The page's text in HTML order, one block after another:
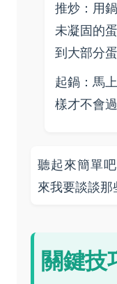
推炒：用
未凝固的
到大部分
起鍋：馬
樣才不會過
聽起來簡單
來我要談談那
關鍵技